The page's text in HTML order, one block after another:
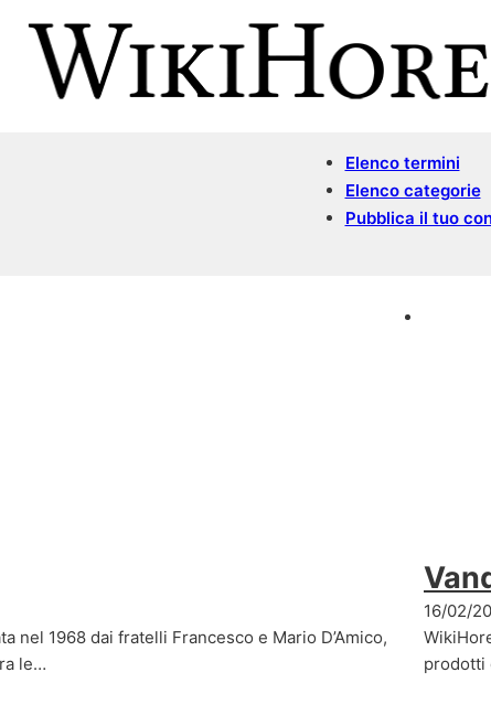
Elenco termini
Elenco categorie
Pubblica il tuo
nel 1968 dai fratelli Francesco e Mario D’Amico,
le…
16/02/
prodotti